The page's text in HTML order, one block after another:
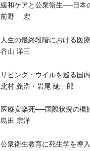
緩和ケアと公衆衛生──日本
前野 宏
人生の最終段階における医
谷山 洋三
リビング・ウイルを巡る国
北村 義浩・岩尾 總一郎
医療安楽死──国際状況の概
島田 宗洋
公衆衛生教育に死生学を導